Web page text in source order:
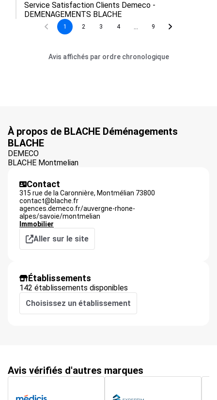
Service Satisfaction Clients Demeco -
DEMENAGEMENTS BLACHE
1 2 3 4 9
Avis affichés par ordre chronologique
À propos de BLACHE Déménagements
BLACHE
DEMECO
BLACHE Montmelian
Contact
315 rue de la Caronnière, Montmélian 73800
contact@blache.fr
agences.demeco.fr/auvergne-rhone-
alpes/savoie/montmelian
Immobilier
Aller sur le site
Établissements
142 établissements disponibles
Choisissez un établissement
Avis vérifiés d'autres marques